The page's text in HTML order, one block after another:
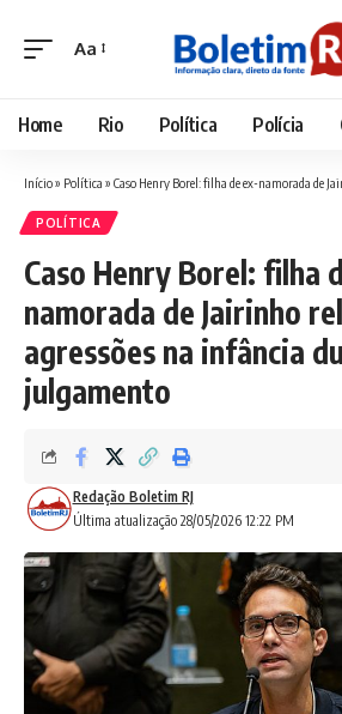
Font
Aa
Home Rio Política Polícia
Início» Política » Caso Henry Borel: filha de ex-namorada de Jairinho
POLÍTICA
Caso Henry Borel: filha
namorada de Jairinho
agressões na infância
julgamento
Última atualização 28/05/2026 12:22 PM
Redação Boletim RJ